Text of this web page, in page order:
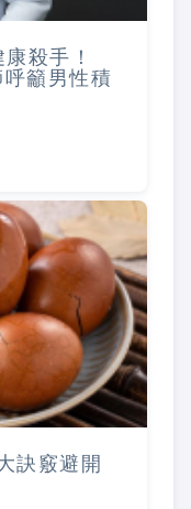
殺手！
呼籲男性積
訣竅避開